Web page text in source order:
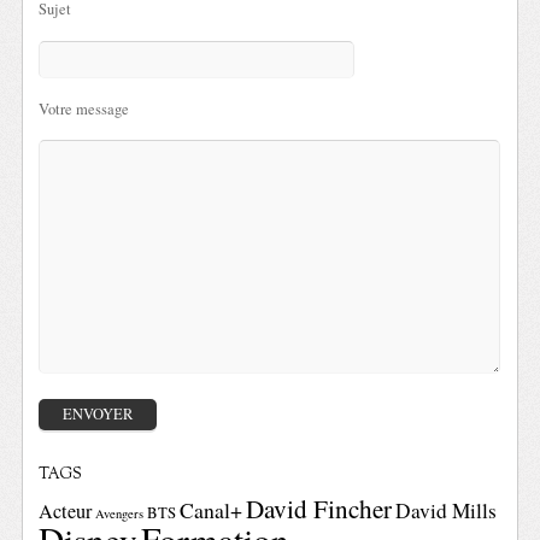
Sujet
Votre message
TAGS
Acteur Avengers BTSCanal+David FincherDavid Mills